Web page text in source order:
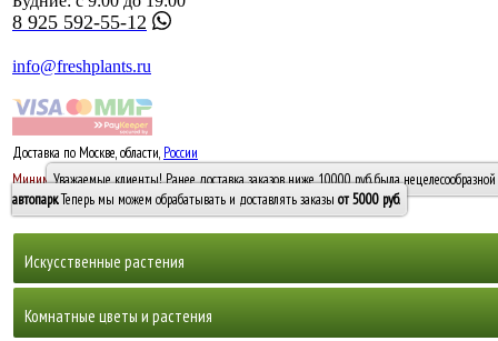
8 925 592-55-12
info@freshplants.ru
Доставка по Москве, области, России
Минимальный заказ -10 0005000 руб.
Уважаемые клиенты! Ранее доставка заказов ниже 10000 руб. была
автопарк. Теперь мы можем обрабатывать и доставлять заказы от 5000 руб.
Искусственные растения
Горшечные растения, кусты и мох
Комнатные цветы и растения